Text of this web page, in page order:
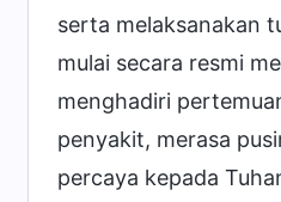
serta melaksanakan
mulai secara resmi
menghadiri
penyakit, merasa
percaya kepada